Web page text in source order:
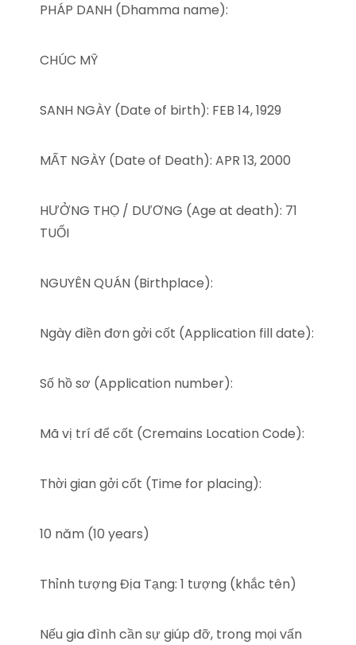
PHÁP DANH (Dhamma name):
CHÚC MỸ
SANH NGÀY (Date of birth): FEB 14, 1929
MẤT NGÀY (Date of Death): APR 13, 2000
HƯỞNG THỌ / DƯƠNG (Age at death): 71
TUỔI
NGUYÊN QUÁN (Birthplace):
Ngày điền đơn gởi cốt (Application fill date):
Số hồ sơ (Application number):
Mã vị trí để cốt (Cremains Location Code):
Thời gian gởi cốt (Time for placing):
10 năm (10 years)
Thỉnh tượng Địa Tạng: 1 tượng (khắc tên)
Nếu gia đình cần sự giúp đỡ, trong mọi vấn